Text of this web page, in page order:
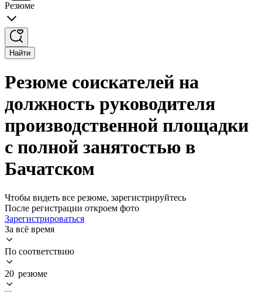
Резюме
Найти
Резюме соискателей на
должность руководителя
производственной площадки
с полной занятостью в
Бачатском
Чтобы видеть все резюме, зарегистрируйтесь
После регистрации откроем фото
Зарегистрироваться
За всё время
По соответствию
20 резюме